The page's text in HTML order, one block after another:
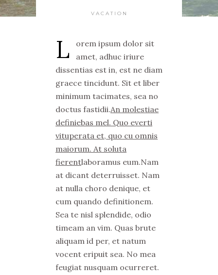
VACATION
L
orem ipsum dolor sit
amet, adhuc iriure
dissentias est in, est ne diam
graece tincidunt. Sit et liber
minimum tacimates, sea no
doctus fastidii.An molestiae
definiebas mel. Quo everti
vituperata et, quo cu omnis
maiorum. At soluta
fierentlaboramus eum.Nam
at dicant deterruisset. Nam
at nulla choro denique, et
cum quando definitionem.
Sea te nisl splendide, odio
timeam an vim. Quas brute
aliquam id per, et natum
vocent eripuit sea. No mea
feugiat nusquam ocurreret.